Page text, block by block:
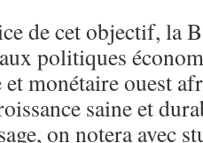
de cet objectif, la
politiques
monétaire ouest
saine et
on notera avec